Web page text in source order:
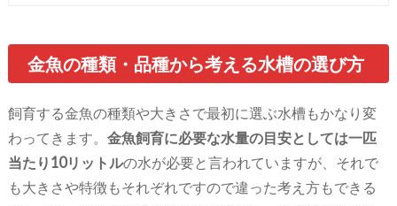
金魚の種類・品種から考える水槽の選び方
飼育する金魚の種類や大きさで最初に選ぶ水槽もかなり変
わってきます。 金魚飼育に必要な水量の目安としては一匹
当たり10リットルの水が必要と言われていますが、それで
も大きさや特徴もそれぞれですので違った考え方もできる